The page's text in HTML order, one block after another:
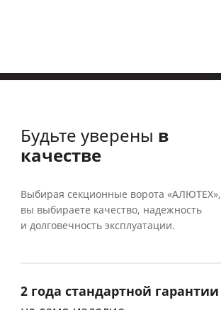
Будьте уверены в
качестве
Выбирая секционные ворота «АЛЮТЕХ»,
вы выбираете качество, надежность
и долговечность эксплуатации.
2 года стандартной гарантии